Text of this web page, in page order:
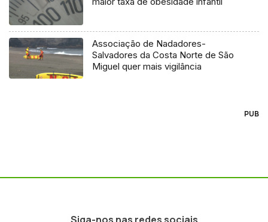
Associação de Nadadores-
Salvadores da Costa Norte de São
Miguel quer mais vigilância
PUB